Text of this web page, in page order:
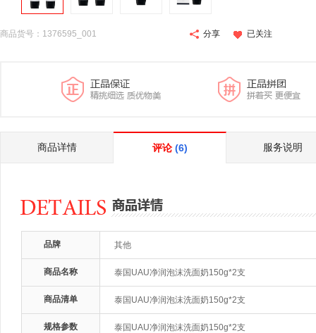
商品货号：1376595_001 分享 已关注
商品详情 评论 (6) 服务说明
品牌 其他
商品名称 泰国UAU净润泡沫洗面奶150g*2支
商品清单 泰国UAU净润泡沫洗面奶150g*2支
规格参数 泰国UAU净润泡沫洗面奶150g*2支